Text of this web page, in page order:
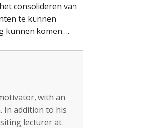
consolideren van
te kunnen
kunnen komen….
with an
In addition to his
lecturer at